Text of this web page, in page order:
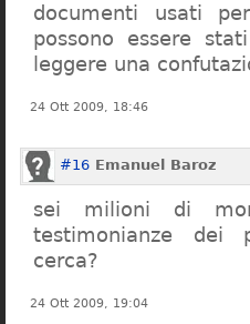
documenti usati
possono essere
leggere una
24 Ott 2009, 18:46
#16 Emanuel Baroz
sei milioni di
testimonianze dei
cerca?
24 Ott 2009, 19:04